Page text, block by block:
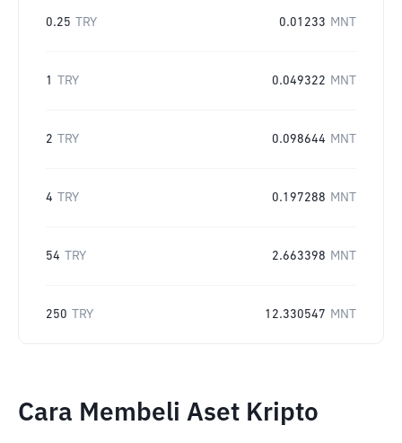
0.25 TRY 0.01233 MNT
1 TRY 0.049322 MNT
2 TRY 0.098644 MNT
4 TRY 0.197288 MNT
54 TRY 2.663398 MNT
250 TRY 12.330547 MNT
Cara Membeli Aset Kripto